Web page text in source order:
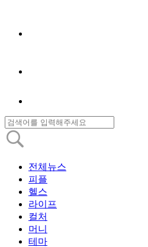
전체뉴스
피플
헬스
라이프
컬처
머니
테마